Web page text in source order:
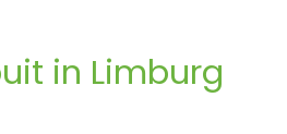
in Limburg